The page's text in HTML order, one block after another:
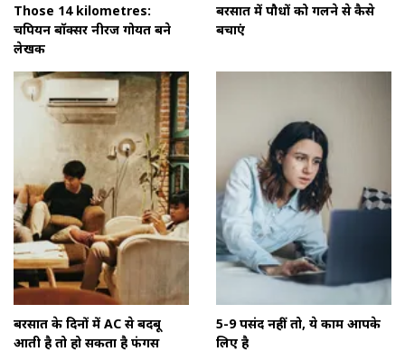
Those 14 kilometres:
चैंपियन बॉक्सर नीरज गोयत बने
लेखक
बरसात में पौधों को गलने से कैसे
बचाएं
बरसात के दिनों में AC से बदबू
आती है तो हो सकता है फंगस
5-9 पसंद नहीं तो, ये काम आपके
लिए है